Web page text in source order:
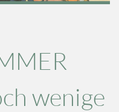
wenige